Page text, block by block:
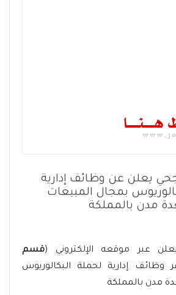
يعلن عن وظائف إدارية
بمجال المبيعات
مدن بالمملكة
عبر موقعه الإلكتروني (قسم
وظائف إدارية لحملة البكالوريوس
مدن بالمملكة